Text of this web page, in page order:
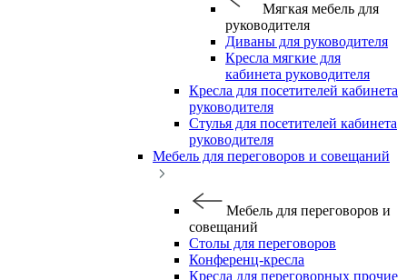
Мягкая мебель для
руководителя
Диваны для руководителя
Кресла мягкие для
кабинета руководителя
Кресла для посетителей кабинета
руководителя
Стулья для посетителей кабинета
руководителя
Мебель для переговоров и совещаний
Мебель для переговоров и
совещаний
Столы для переговоров
Конференц-кресла
Кресла для переговорных прочие